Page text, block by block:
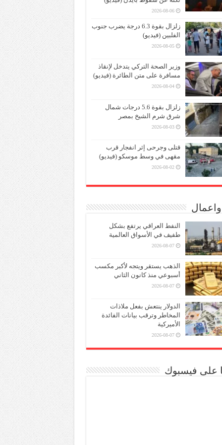
2026-08-06
زلزال بقوة 6.3 درجة يضرب جنوب
الفلبين (فيديو)
2026-08-05
وزير الصحة التركي يتدخل لإنقاذ
مسافرة على متن الطائرة (فيديو)
2026-08-04
زلزال بقوة 5.6 درجات شمال
شرق شرم الشيخ بمصر
2026-08-03
قتلى وجرحى إثر انفجار قرب
مقهى في وسط موسكو (فيديو)
2026-08-02
النفط العراقي يرتفع بشكل
طفيف في الأسواق العالمية
2026-08-07
الذهب يستقر ويتجه لأكبر مكسب
أسبوعي منذ كانون الثاني
2026-08-07
الدولار ينتعش بفعل ملاذات
المخاطر وترقب بيانات الفائدة
الأميركية
2026-08-07
على فيسبوك